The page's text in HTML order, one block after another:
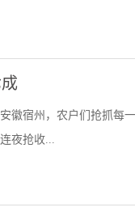
徽宿州，农户们抢抓每
夜抢收...